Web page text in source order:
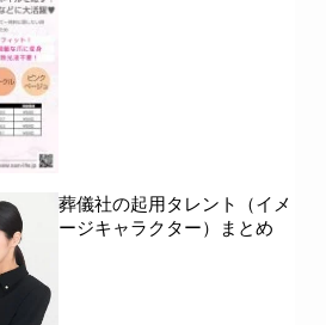
葬儀社の起用タレント（イメ
ージキャラクター）まとめ